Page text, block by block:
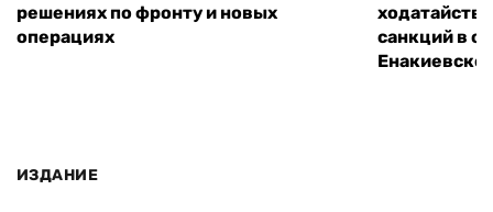
решениях по фронту и новых
операциях
санкций в
ИЗДАНИЕ